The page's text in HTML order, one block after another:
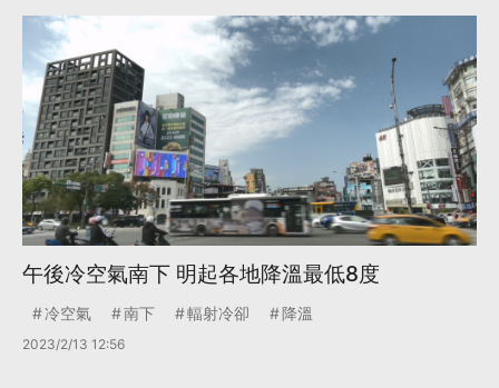
午後冷空氣南下 明起各地降溫最低8度
冷空氣 南下 輻射冷卻 降溫
2023/2/13 12:56